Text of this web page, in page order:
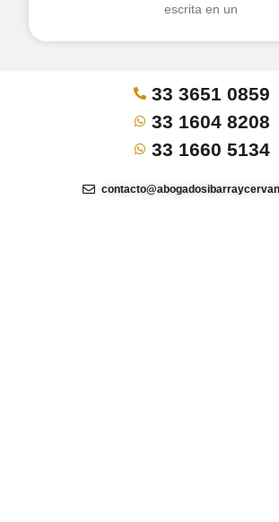
escrita en un
33 3651 0859
33 1604 8208
33 1660 5134